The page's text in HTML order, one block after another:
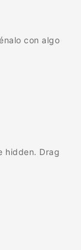
con algo
hidden. Drag